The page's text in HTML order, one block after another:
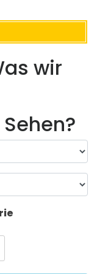
wir